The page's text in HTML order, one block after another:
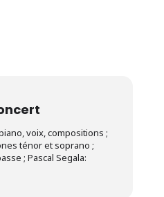
voix, compositions ;
ténor et soprano ;
; Pascal Segala: